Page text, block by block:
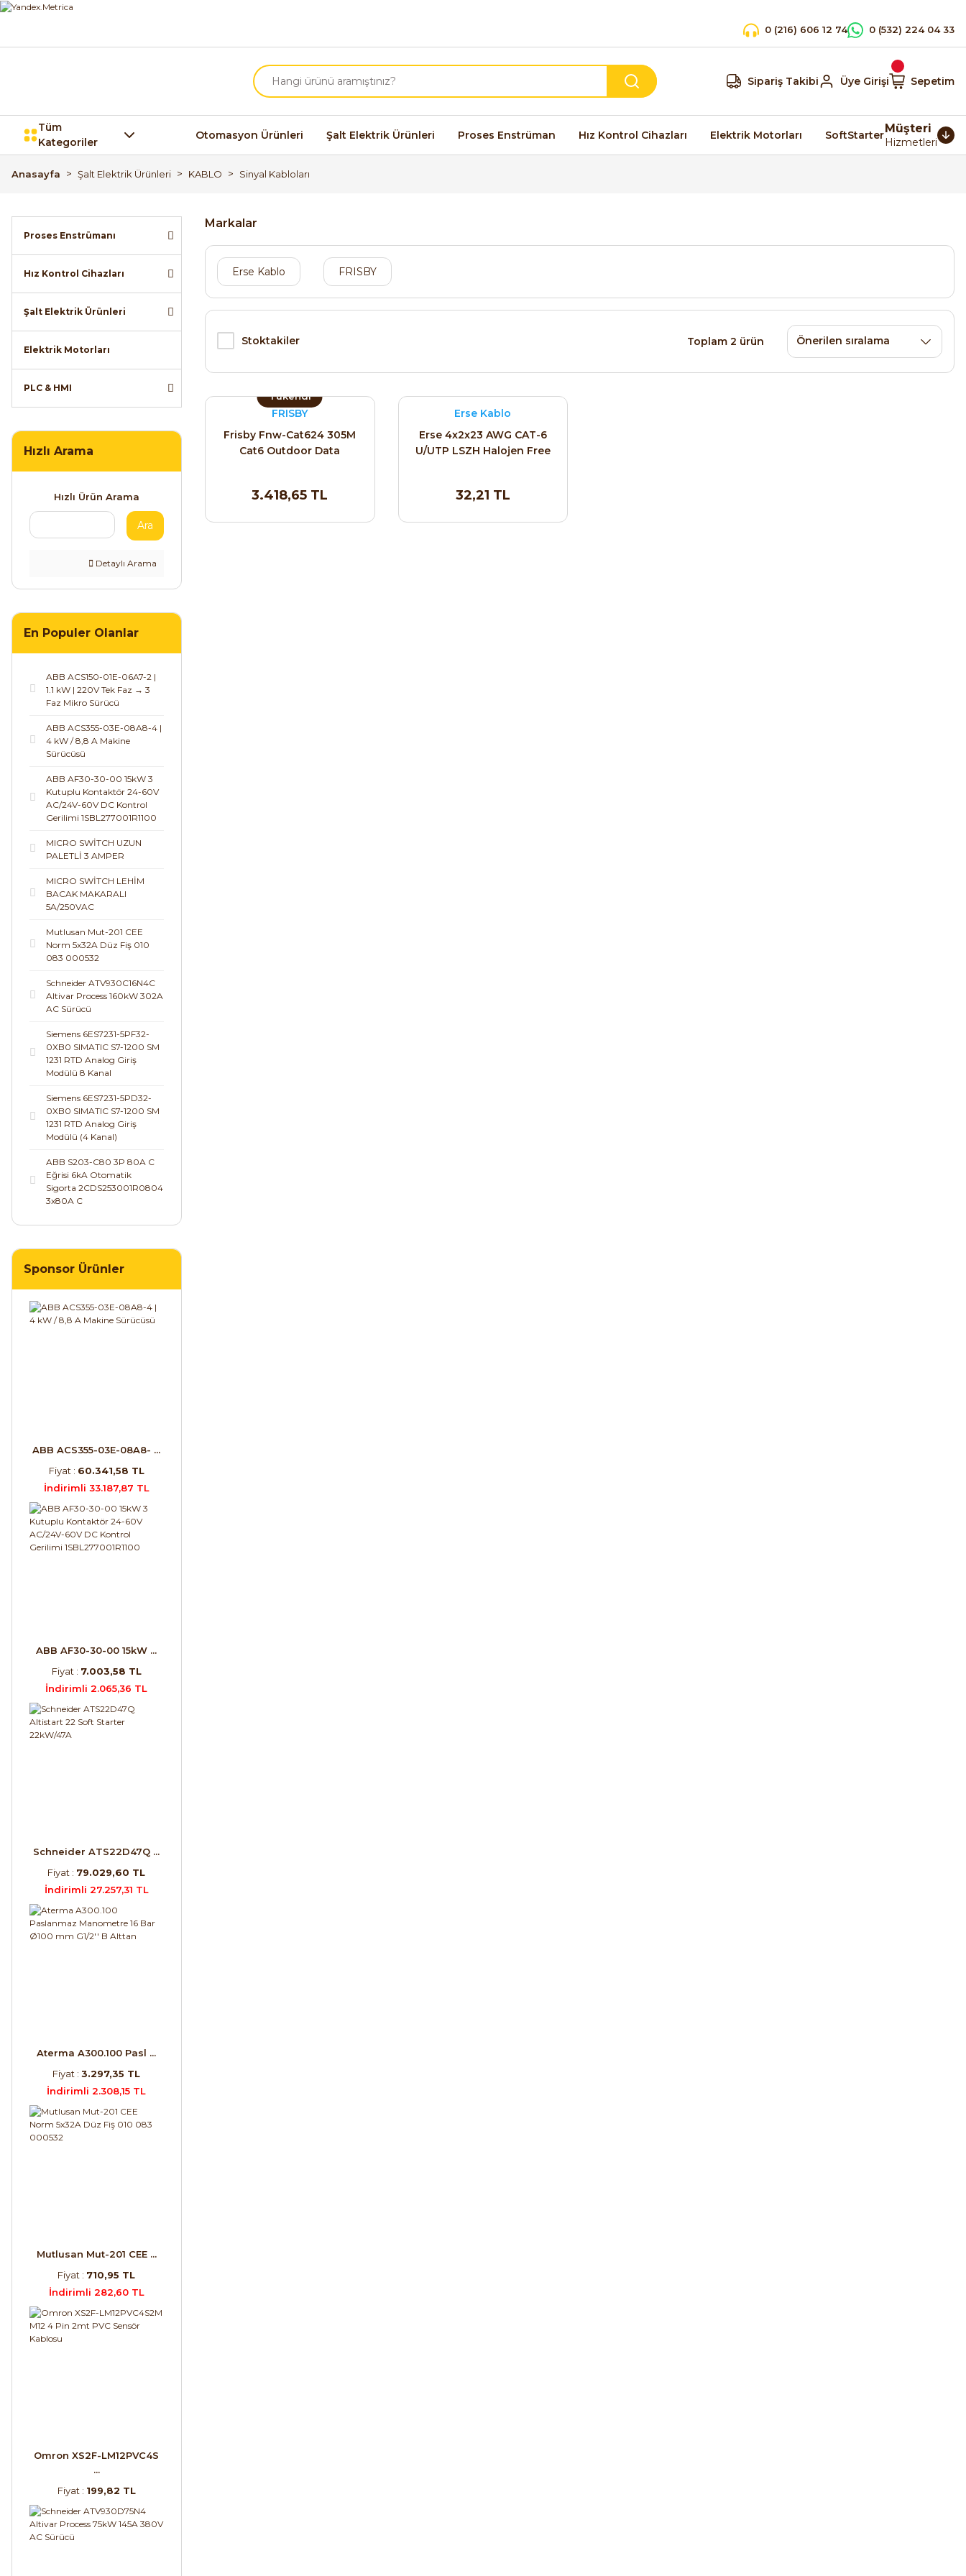
0 (216) 606 12 74 0 (532) 224 04 33
Sipariş Takibi Üye Girişi Sepetim
Tüm
Kategoriler
Otomasyon Ürünleri Şalt Elektrik Ürünleri Proses Enstrüman Hız Kontrol Cihazları Elektrik Motorları SoftStarterMüşteri
Hizmetleri
Anasayfa Şalt Elektrik Ürünleri KABLO Sinyal Kabloları
Proses Enstrümanı
Hız Kontrol Cihazları
Şalt Elektrik Ürünleri
Elektrik Motorları
PLC & HMI
Hızlı Arama
Hızlı Ürün Arama
Ara
Detaylı Arama
En Populer Olanlar
ABB ACS150-01E-06A7-2 |
1.1 kW | 220V Tek Faz → 3
Faz Mikro Sürücü
ABB ACS355-03E-08A8-4 |
4 kW / 8,8 A Makine
Sürücüsü
ABB AF30-30-00 15kW 3
Kutuplu Kontaktör 24-60V
AC/24V-60V DC Kontrol
Gerilimi 1SBL277001R1100
MICRO SWİTCH UZUN
PALETLİ 3 AMPER
MICRO SWİTCH LEHİM
BACAK MAKARALI
5A/250VAC
Mutlusan Mut-201 CEE
Norm 5x32A Düz Fiş 010
083 000532
Schneider ATV930C16N4C
Altivar Process 160kW 302A
AC Sürücü
Siemens 6ES7231-5PF32-
0XB0 SIMATIC S7-1200 SM
1231 RTD Analog Giriş
Modülü 8 Kanal
Siemens 6ES7231-5PD32-
0XB0 SIMATIC S7-1200 SM
1231 RTD Analog Giriş
Modülü (4 Kanal)
ABB S203-C80 3P 80A C
Eğrisi 6kA Otomatik
Sigorta 2CDS253001R0804
3x80A C
Sponsor Ürünler
ABB ACS355-03E-08A8- ...
Fiyat : 60.341,58 TL
İndirimli 33.187,87 TL
ABB AF30-30-00 15kW ...
Fiyat : 7.003,58 TL
İndirimli 2.065,36 TL
Schneider ATS22D47Q ...
Fiyat : 79.029,60 TL
İndirimli 27.257,31 TL
Aterma A300.100 Pasl ...
Fiyat :3.297,35 TL
İndirimli 2.308,15 TL
Mutlusan Mut-201 CEE ...
Fiyat : 710,95 TL
İndirimli 282,60 TL
Omron XS2F-LM12PVC4S
...
Fiyat : 199,82 TL
Markalar
Erse Kablo FRISBY
Stoktakiler Toplam 2 ürün
Tükendi
FRISBY
Frisby Fnw-Cat624 305M
Cat6 Outdoor Data
3.418,65 TL
Erse Kablo
Erse 4x2x23 AWG CAT-6
U/UTP LSZH Halojen Free
32,21 TL